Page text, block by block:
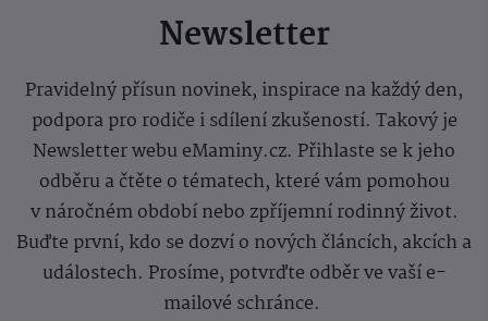
Newsletter
Pravidelný přísun novinek, inspirace na každý den,
podpora pro rodiče i sdílení zkušeností. Takový je
Newsletter webu eMaminy.cz. Přihlaste se k jeho
odběru a čtěte o tématech, které vám pomohou
v náročném období nebo zpříjemní rodinný život.
Buďte první, kdo se dozví o nových článcích, akcích a
událostech. Prosíme, potvrďte odběr ve vaší e-
mailové schránce.